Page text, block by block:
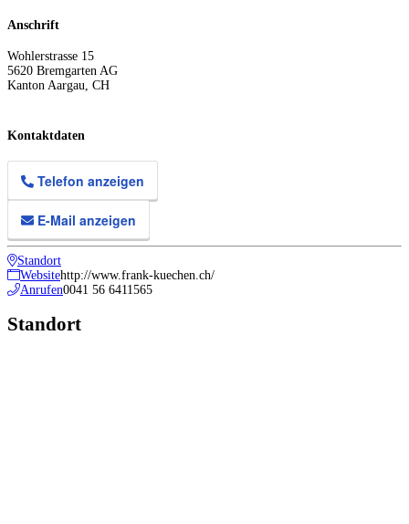
Anschrift
Wohlerstrasse 15
5620 Bremgarten AG
Kanton Aargau, CH
Kontaktdaten
Telefon anzeigen
E-Mail anzeigen
Standort
Websitehttp://www.frank-kuechen.ch/
Anrufen0041 56 6411565
Standort